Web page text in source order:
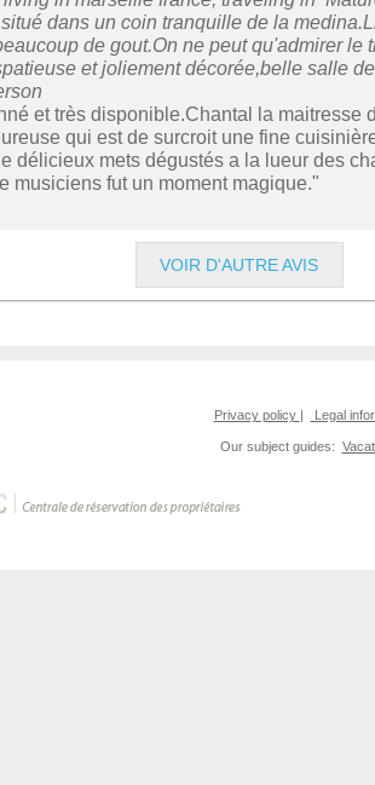
dans un coin tranquille de la
de gout.On ne peut qu'admirer le
et joliement décorée,belle salle
et très disponible.Chantal la maitresse
qui est de surcroit une fine
délicieux mets dégustés a la lueur des
musiciens fut un moment magique."
VOIR D'AUTRE AVIS
Privacy policy | Legal
Our subject guides: